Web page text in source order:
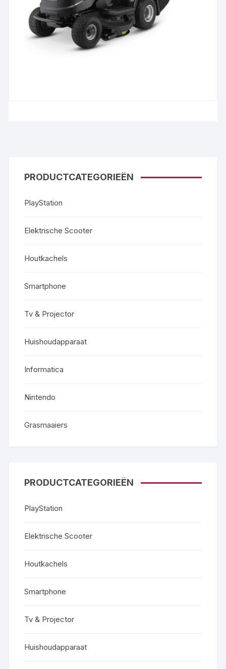
PRODUCTCATEGORIEËN
PlayStation
Elektrische Scooter
Houtkachels
Smartphone
Tv & Projector
Huishoudapparaat
Informatica
Nintendo
Grasmaaiers
PRODUCTCATEGORIEËN
PlayStation
Elektrische Scooter
Houtkachels
Smartphone
Tv & Projector
Huishoudapparaat